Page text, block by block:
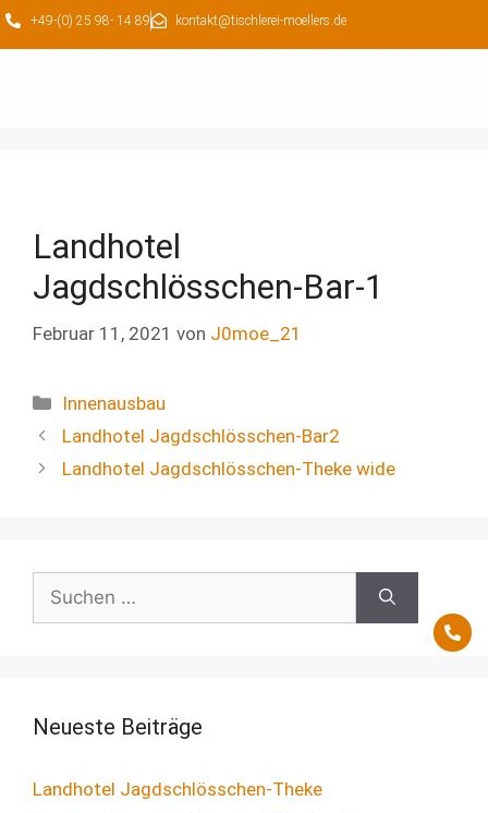
+49-(0) 25 98- 14 89 kontakt@tischlerei-moellers.de
Landhotel
Jagdschlösschen-Bar-1
Februar 11, 2021 von J0moe_21
Innenausbau
Landhotel Jagdschlösschen-Bar2
Landhotel Jagdschlösschen-Theke wide
Neueste Beiträge
Landhotel Jagdschlösschen-Theke